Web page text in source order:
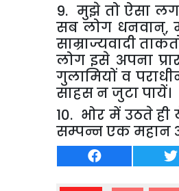
9. मुझे तो ऐसा
सब लोग धनवान्,
साम्राज्यवादी
लोग इसे अपना
गुलामियों व
साहस न जुटा पायें।
10. भोर में उठते
सम्पन्न एक महान